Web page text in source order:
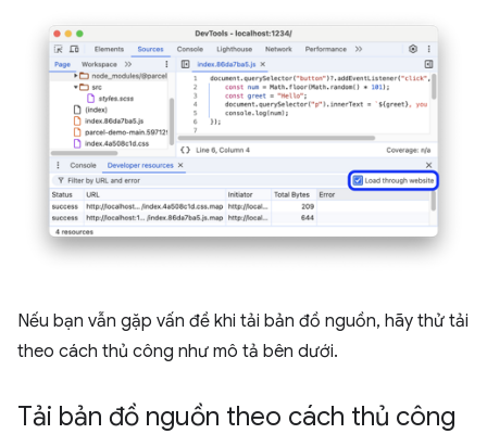
Nếu bạn vẫn gặp vấn đề khi tải bản đồ nguồn, hãy thử tải
theo cách thủ công như mô tả bên dưới.
Tải bản đồ nguồn theo cách thủ công